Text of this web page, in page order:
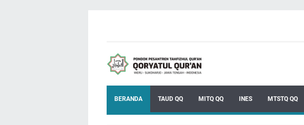
BERANDA TAUD QQ MITQ QQ INES MTSTQ QQ